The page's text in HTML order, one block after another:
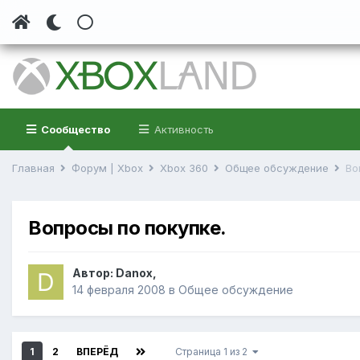
Сообщество Активность
Главная Форум | Xbox Xbox 360 Общее обсуждение
Вопросы по покупке.
Автор: Danox
14 февраля 2008 в Общее обсуждение
1 2 ВПЕРЁД Страница 1 из 2